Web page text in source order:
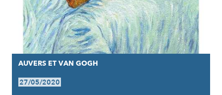
AUVERS ET VAN GOGH
27/05/2020